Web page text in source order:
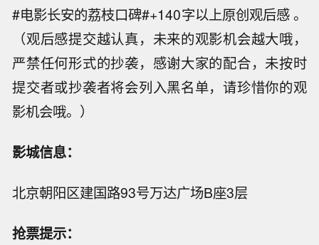
#电影长安的荔枝口碑#+140字以上原创观后感 。
（观后感提交越认真，未来的观影机会越大哦，
严禁任何形式的抄袭，感谢大家的配合，未按时
提交者或抄袭者将会列入黑名单，请珍惜你的观
影机会哦。）
影城信息：
北京朝阳区建国路93号万达广场B座3层
抢票提示：